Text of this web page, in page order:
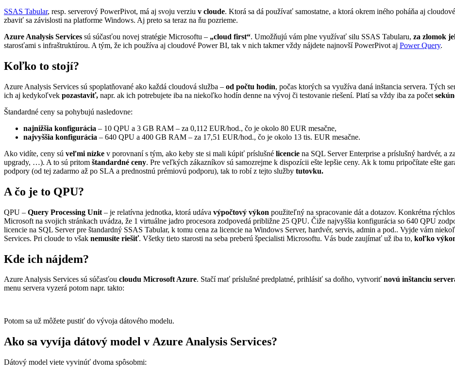
SSAS Tabular, resp. serverový PowerPivot, má aj svoju verziu v cloude. Ktorá sa dá používať samostatne, a ktorá okrem iného poháňa aj
zbaviť sa závislosti na platforme Windows. Aj preto sa teraz na ňu pozrieme.
Azure Analysis Services sú súčasťou novej stratégie Microsoftu – „cloud first“. Umožňujú vám plne využívať silu SSAS Tabularu, za zlomok
starosťami s infraštruktúrou. A tým, že ich používa aj cloudové Power BI, tak v nich takmer vždy nájdete najnovší PowerPivot aj Power Query.
Koľko to stojí?
Azure Analysis Services sú spoplatňované ako každá cloudová služba – od počtu hodín, počas ktorých sa využíva daná inštancia servera. Tých
ich aj kedykoľvek pozastaviť, napr. ak ich potrebujete iba na niekoľko hodín denne na vývoj či testovanie riešení. Platí sa vždy iba za počet
Štandardné ceny sa pohybujú nasledovne:
najnižšia konfigurácia – 10 QPU a 3 GB RAM – za 0,112 EUR/hod., čo je okolo 80 EUR mesačne,
najvyššia konfigurácia – 640 QPU a 400 GB RAM – za 17,51 EUR/hod., čo je okolo 13 tis. EUR mesačne.
Ako vidíte, ceny sú veľmi nízke v porovnaní s tým, ako keby ste si mali kúpiť príslušné licencie na SQL Server Enterprise a príslušný hardvér, a
upgrady, …). A to sú pritom štandardné ceny. Pre veľkých zákazníkov sú samozrejme k dispozícii ešte lepšie ceny. Ak k tomu pripočítate ešte
podpory (od tej zadarmo až po SLA a prednostnú prémiovú podporu), tak to robí z tejto služby tutovku.
A čo je to QPU?
QPU – Query Processing Unit – je relatívna jednotka, ktorá udáva výpočtový výkon použiteľný na spracovanie dát a dotazov. Konkrétna
Microsoft na svojich stránkach uvádza, že 1 virtuálne jadro procesora zodpovedá približne 25 QPU. Čiže najvyššia konfigurácia so 640 QPU
licencie na SQL Server pre štandardný SSAS Tabular, k tomu cena za licencie na Windows Server, hardvér, servis, admin a pod.. Vyjde vám
Services. Pri cloude to však nemusíte riešiť. Všetky tieto starosti na seba preberú špecialisti Microsoftu. Vás bude zaujímať už iba to, koľko
Kde ich nájdem?
Azure Analysis Services sú súčasťou cloudu Microsoft Azure. Stačí mať príslušné predplatné, prihlásiť sa doňho, vytvoriť novú inštanciu
menu servera vyzerá potom napr. takto:
Potom sa už môžete pustiť do vývoja dátového modelu.
Ako sa vyvíja dátový model v Azure Analysis Services?
Dátový model viete vyvinúť dvoma spôsobmi: